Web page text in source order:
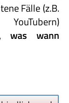
Fälle (z.B.
,was
wann